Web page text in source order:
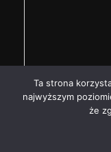
Ta strona
najwyższym
że